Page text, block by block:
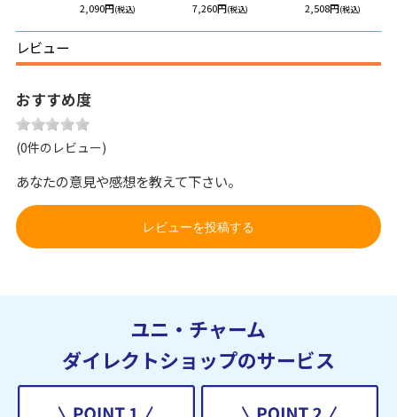
2,090円(税込) 7,260円(税込) 2,508円(税込)
レビュー
おすすめ度
(0件のレビュー)
あなたの意見や感想を教えて下さい。
レビューを投稿する
ユニ・チャーム
ダイレクトショップのサービス